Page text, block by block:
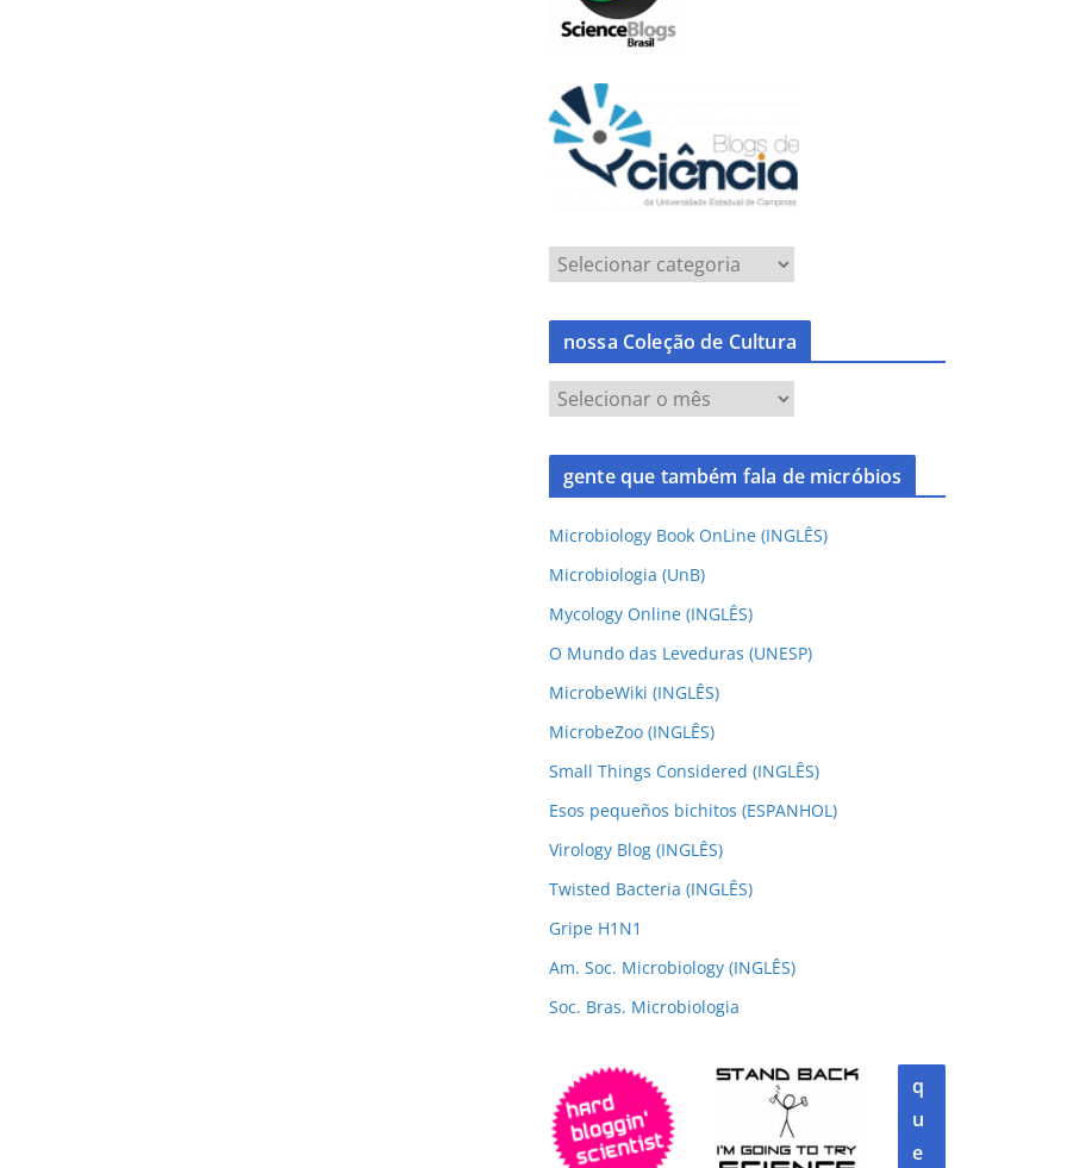
nossa Coleção de Cultura
gente que também fala de micróbios
Microbiology Book OnLine (INGLÊS)
Microbiologia (UnB)
Mycology Online (INGLÊS)
O Mundo das Leveduras (UNESP)
MicrobeWiki (INGLÊS)
MicrobeZoo (INGLÊS)
Small Things Considered (INGLÊS)
Esos pequeños bichitos (ESPANHOL)
Virology Blog (INGLÊS)
Twisted Bacteria (INGLÊS)
Gripe H1N1
Am. Soc. Microbiology (INGLÊS)
Soc. Bras. Microbiologia
q
u
e